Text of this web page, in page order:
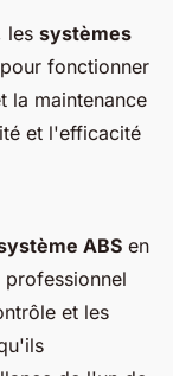
les systèmes
fonctionner
la maintenance
et l'efficacité
ABS en
et les